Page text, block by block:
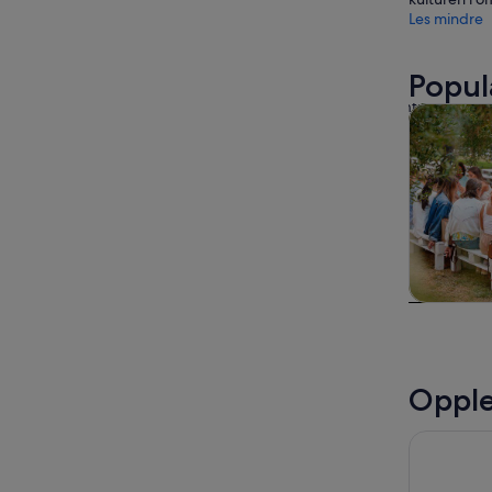
Les mindre
Mat,